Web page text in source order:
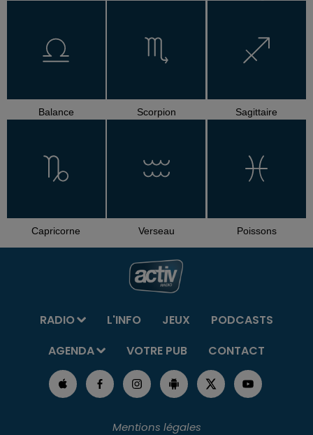
Balance Scorpion Sagittaire
Capricorne Verseau Poissons
RADIO L'INFO JEUX
PODCASTS
AGENDA
VOTRE PUB CONTACT
Mentions légales